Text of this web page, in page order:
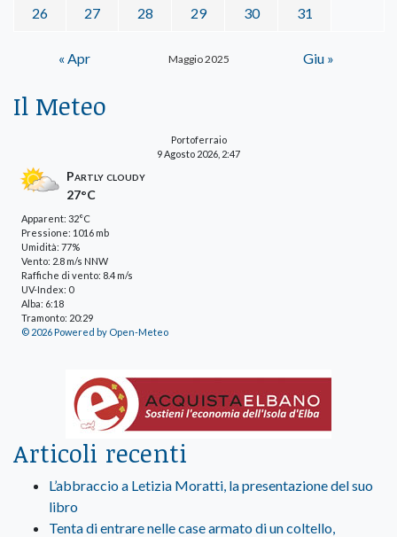
Maggio 2025
26 27 28 29 30 31
« Apr Giu »
Il Meteo
Portoferraio
9 Agosto 2026, 2:47
Partly cloudy
27°C
Apparent: 32°C
Pressione: 1016 mb
Umidità: 77%
Vento: 2.8 m/s NNW
Raffiche di vento: 8.4 m/s
UV-Index: 0
Alba: 6:18
Tramonto: 20:29
© 2026 Powered by Open-Meteo
Articoli recenti
L’abbraccio a Letizia Moratti, la presentazione del suo
libro
Tenta di entrare nelle case armato di un coltello,